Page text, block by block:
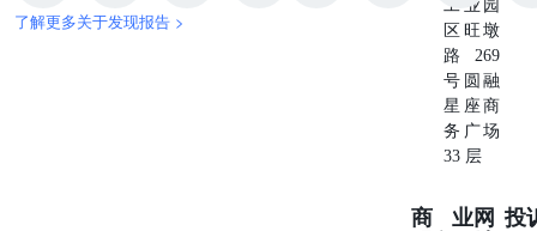
了解更多关于发现报告 >
工业园
区旺墩
路269
号圆融
星座商
务广场
33 层
商业网 投